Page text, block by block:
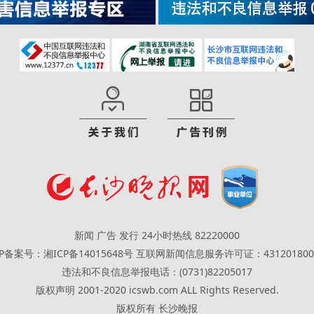
新闻 广告 发行 24小时热线 82220000
备案号：湘ICP备14015648号 互联网新闻信息服务许可证：
违法和不良信息举报电话：(0731)82205017
版权声明 2001-2020 icswb.com ALL Rights Reserved.
版权所有 长沙晚报